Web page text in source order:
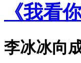
《我看
李冰冰向